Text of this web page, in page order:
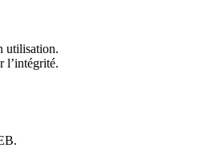
utilisation.
l’intégrité.